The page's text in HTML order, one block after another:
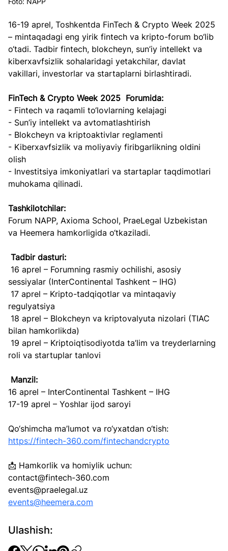
16-19 aprel, Toshkentda FinTech & Crypto Week 2025
– mintaqadagi eng yirik fintech va kripto-forum bo‘lib
o‘tadi. Tadbir fintech, blokcheyn, sun’iy intellekt va
kiberxavfsizlik sohalaridagi yetakchilar, davlat
vakillari, investorlar va startaplarni birlashtiradi.
FinTech & Crypto Week 2025  Forumida:
- Fintech va raqamli to‘lovlarning kelajagi
- Sun’iy intellekt va avtomatlashtirish
- Blokcheyn va kriptoaktivlar reglamenti
- Kiberxavfsizlik va moliyaviy firibgarlikning oldini
olish
- Investitsiya imkoniyatlari va startaplar taqdimotlari
muhokama qilinadi.
Tashkilotchilar:
Forum NAPP, Axioma School, PraeLegal Uzbekistan
va Heemera hamkorligida o‘tkaziladi.
Tadbir dasturi:
sessiyalar (InterContinental Tashkent – IHG)
regulyatsiya
bilan hamkorlikda)
roli va startuplar tanlovi
Manzil:
16 aprel – InterContinental Tashkent – IHG
17-19 aprel – Yoshlar ijod saroyi
Qo‘shimcha ma’lumot va ro‘yxatdan o‘tish:
https://fintech-360.com/fintechandcrypto
📩 Hamkorlik va homiylik uchun:
contact@fintech-360.com
events@praelegal.uz
events@heemera.com
Ulashish: